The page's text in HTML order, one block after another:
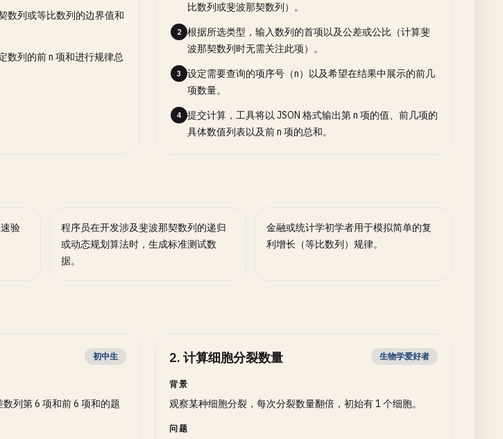
数列或等比数列的边界值和
数列的前 n 项和进行规律总
比数列或斐波那契数列）。
2
根据所选类型，输入数列的首项以及公差或公比（计算斐
波那契数列时无需关注此项）。
3
设定需要查询的项序号（n）以及希望在结果中展示的前几
项数量。
4
提交计算，工具将以 JSON 格式输出第 n 项的值、前几项的
具体数值列表以及前 n 项的总和。
验
程序员在开发涉及斐波那契数列的递归
或动态规划算法时，生成标准测试数
据。
金融或统计学初学者用于模拟简单的复
利增长（等比数列）规律。
初中生
列第 6 项和前 6 项和的题
2. 计算细胞分裂数量 生物学爱好者
背景
观察某种细胞分裂，每次分裂数量翻倍，初始有 1 个细胞。
问题